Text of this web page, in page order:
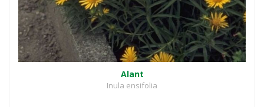
Alant
Inula ensifolia